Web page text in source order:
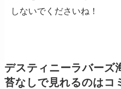
しないでくださいね！
デスティニーラバーズ
苔なしで見れるのはコ